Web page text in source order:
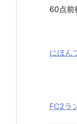
60点前
にほん
FC2ラ